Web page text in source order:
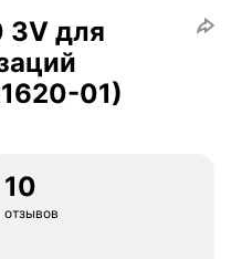
3V для
01)
10
отзывов